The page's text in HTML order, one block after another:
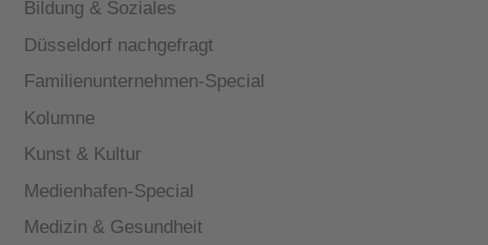
Bildung & Soziales
Düsseldorf nachgefragt
Familienunternehmen-Special
Kolumne
Kunst & Kultur
Medienhafen-Special
Medizin & Gesundheit